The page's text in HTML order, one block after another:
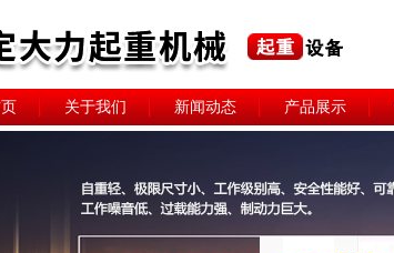
关于我们 新闻动态 产品展示